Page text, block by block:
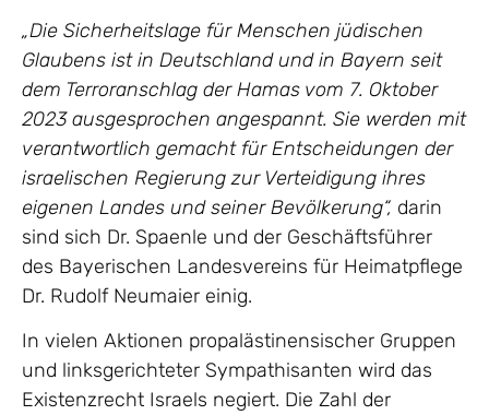
„Die Sicherheitslage für Menschen jüdischen
Glaubens ist in Deutschland und in Bayern seit
dem Terroranschlag der Hamas vom 7. Oktober
2023 ausgesprochen angespannt. Sie werden mit
verantwortlich gemacht für Entscheidungen der
israelischen Regierung zur Verteidigung ihres
eigenen Landes und seiner Bevölkerung“, darin
sind sich Dr. Spaenle und der Geschäftsführer
des Bayerischen Landesvereins für Heimatpflege
Dr. Rudolf Neumaier einig.
In vielen Aktionen propalästinensischer Gruppen
und linksgerichteter Sympathisanten wird das
Existenzrecht Israels negiert. Die Zahl der